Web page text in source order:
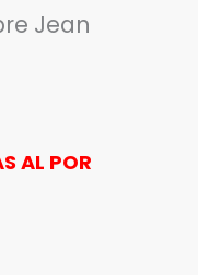
Jean
AL POR